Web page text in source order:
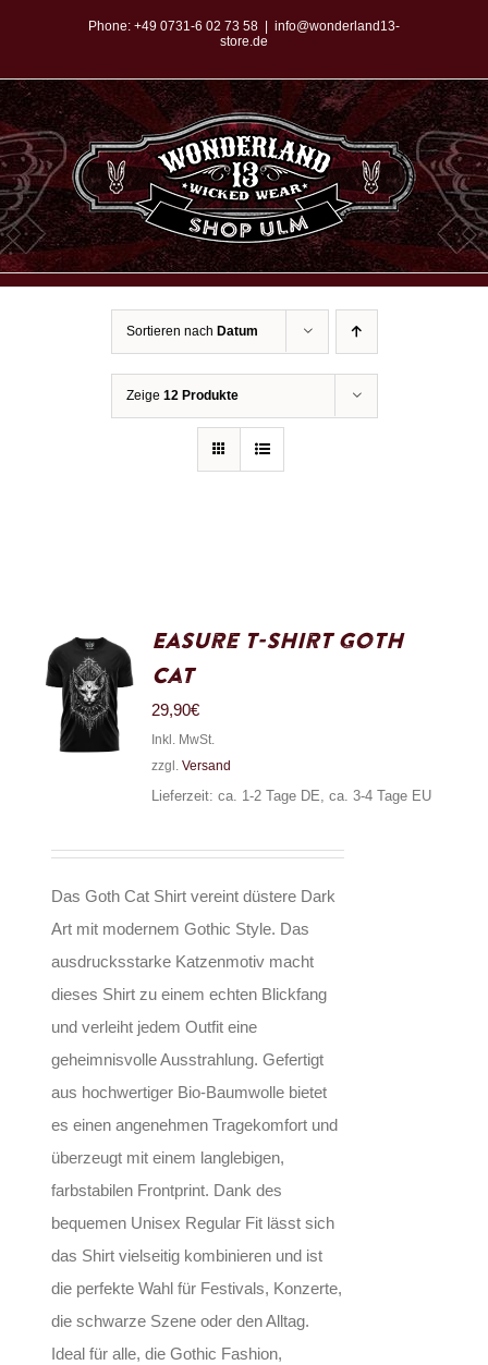
springen
Phone: +49 0731-6 02 73 58
info@wonderland13-
store.de
Sortieren nach Datum
Zeige 12 Produkte
Easure T-Shirt Goth
Cat
29,90€
Inkl. MwSt.
zzgl.Versand
Lieferzeit: ca. 1-2 Tage DE, ca. 3-4 Tage EU
Das Goth Cat Shirt vereint düstere Dark
Art mit modernem Gothic Style. Das
ausdrucksstarke Katzenmotiv macht
dieses Shirt zu einem echten Blickfang
und verleiht jedem Outfit eine
geheimnisvolle Ausstrahlung. Gefertigt
aus hochwertiger Bio-Baumwolle bietet
es einen angenehmen Tragekomfort und
überzeugt mit einem langlebigen,
farbstabilen Frontprint. Dank des
bequemen Unisex Regular Fit lässt sich
das Shirt vielseitig kombinieren und ist
die perfekte Wahl für Festivals, Konzerte,
die schwarze Szene oder den Alltag.
Ideal für alle, die Gothic Fashion,